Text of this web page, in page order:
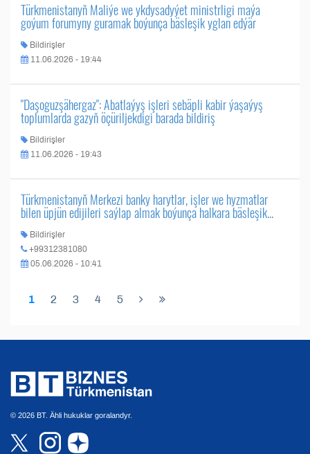
Türkmenistanyň Maliýe we ykdysadyýet ministrligi maýa
goýum forumyny guramak boýunça bäsleşik yglan edýär
Bildirişler
11.06.2026 - 19:44
"Daşoguzşähergaz": Abatlaýyş işleri sebäpli kabir ýaşaýyş
toplumlarda gazyň öçüriljekdigi barada bildiriş
Bildirişler
11.06.2026 - 19:43
Türkmenistanyň Merkezi banky harytlar, işler we hyzmatlar
bilen üpjün edijileri saýlap almak boýunça halkara bäsleşik...
Bildirişler
+99312381080
05.06.2026 - 10:41
1 2 3 4 5
© 2026 BT. Ähli hukuklar goralandyr.